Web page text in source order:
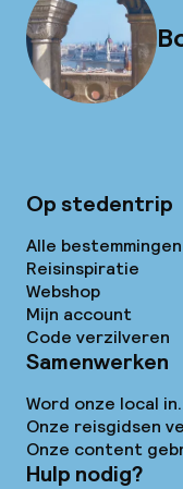
Op stedentrip
Alle bestemmingen
Reisinspiratie
Webshop
Mijn account
Code verzilveren
Samenwerken
Word onze local
Onze reisgidsen
Onze content
Hulp nodig?